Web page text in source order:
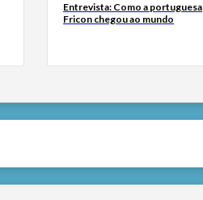
Entrevista: Como a portuguesa
Fricon chegou ao mundo